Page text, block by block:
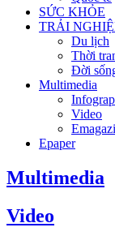
SỨC KHỎE
TRẢI
Du lịch
Thời
Đời
Multimedia
Video
Epaper
Multimedia
Video